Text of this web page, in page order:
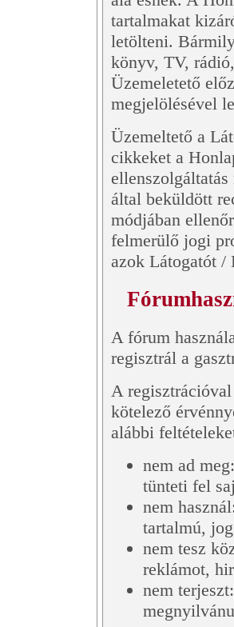
tartalmakat
letölteni.
könyv, TV,
Üzemeletető
megjelölésével
Üzemeltető a
cikkeket a
által beküldött
módjában
felmerülő jogi
azok Látogatót
A fórum
regisztrál a
A
kötelező
alábbi
nem ad
tünteti fel
nem
tartalmú,
nem tesz
reklámot,
nem